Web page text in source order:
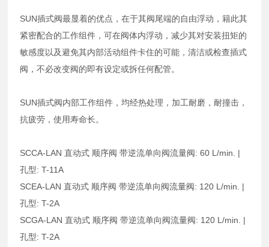
SUN插式阀最显着的优点，在于其阀尾端的自由浮动，籍此其
紧密配合的工作组件，可在阀体内浮动，减少其对安装扭矩的
敏感度以及避免其内部活动组件卡住的可能，清洁或检查插式
阀，不必改变阀的即有设定或拆任何配管。
SUN插式阀内部工作组件，均经热处理，加工耐磨，耐撞击，
抗疲劳，使用寿命长。
SCCA-LAN 直动式 顺序阀 带逆流单向阀流量阀: 60 L/min. |
孔型: T-11A
SCEA-LAN 直动式 顺序阀 带逆流单向阀流量阀: 120 L/min. |
孔型: T-2A
SCGA-LAN 直动式 顺序阀 带逆流单向阀流量阀: 120 L/min. |
孔型: T-2A